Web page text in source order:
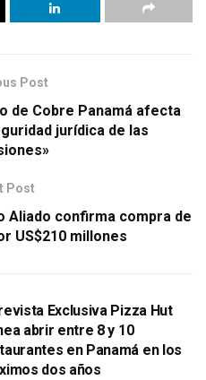
Post
de Cobre Panamá afecta
jurídica de las
Post
Aliado confirma compra de
US$210 millones
Exclusiva Pizza Hut
abrir entre 8 y 10
en Panamá en los
dos años